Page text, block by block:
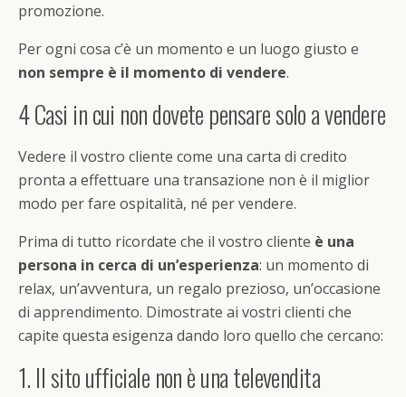
promozione.
Per ogni cosa c’è un momento e un luogo giusto e
non sempre è il momento di vendere.
4 Casi in cui non dovete pensare solo a vendere
Vedere il vostro cliente come una carta di credito
pronta a effettuare una transazione non è il miglior
modo per fare ospitalità, né per vendere.
Prima di tutto ricordate che il vostro cliente è una
persona in cerca di un’esperienza: un momento di
relax, un’avventura, un regalo prezioso, un’occasione
di apprendimento. Dimostrate ai vostri clienti che
capite questa esigenza dando loro quello che cercano:
1. Il sito ufficiale non è una televendita